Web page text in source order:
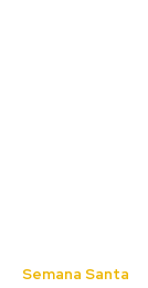
Semana Santa